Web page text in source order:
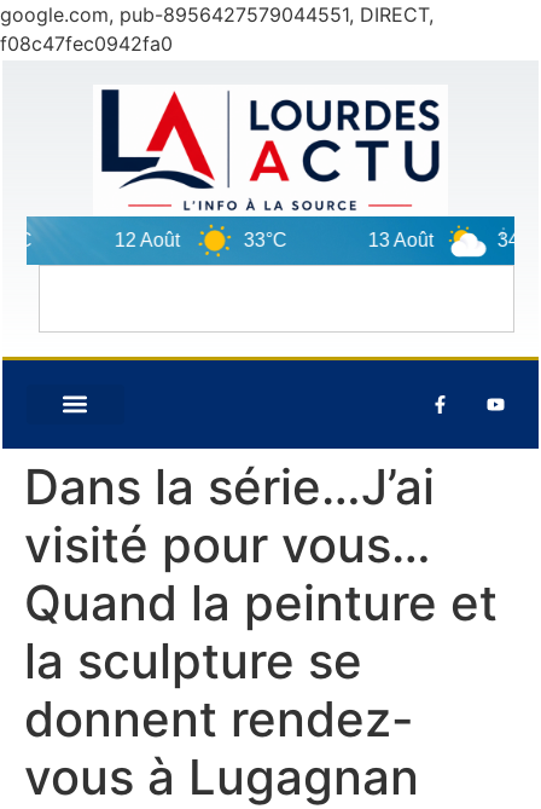
google.com, pub-8956427579044551, DIRECT,
f08c47fec0942fa0
12 Août 33°C 13 Août 34°C
Dans la série…J’ai
visité pour vous…
Quand la peinture et
la sculpture se
donnent rendez-
vous à Lugagnan